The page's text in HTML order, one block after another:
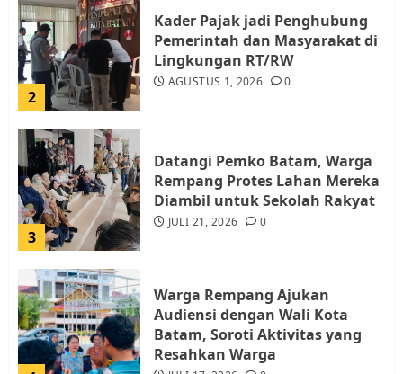
2
Kader Pajak jadi Penghubung
Pemerintah dan Masyarakat di
Lingkungan RT/RW
AGUSTUS 1, 2026 0
3
Datangi Pemko Batam, Warga
Rempang Protes Lahan Mereka
Diambil untuk Sekolah Rakyat
JULI 21, 2026 0
Warga Rempang Ajukan
Audiensi dengan Wali Kota
Batam, Soroti Aktivitas yang
Resahkan Warga